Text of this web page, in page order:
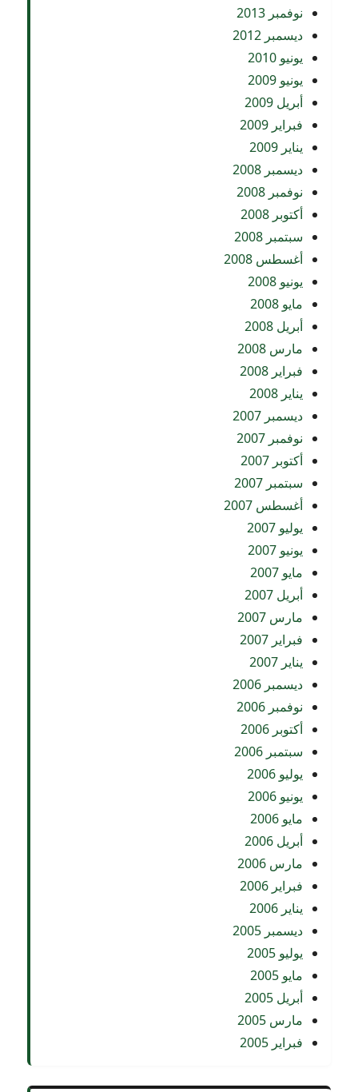
نوفمبر 2013
ديسمبر 2012
يونيو 2010
يونيو 2009
أبريل 2009
فبراير 2009
يناير 2009
ديسمبر 2008
نوفمبر 2008
أكتوبر 2008
سبتمبر 2008
أغسطس 2008
يونيو 2008
مايو 2008
أبريل 2008
مارس 2008
فبراير 2008
يناير 2008
ديسمبر 2007
نوفمبر 2007
أكتوبر 2007
سبتمبر 2007
أغسطس 2007
يوليو 2007
يونيو 2007
مايو 2007
أبريل 2007
مارس 2007
فبراير 2007
يناير 2007
ديسمبر 2006
نوفمبر 2006
أكتوبر 2006
سبتمبر 2006
يوليو 2006
يونيو 2006
مايو 2006
أبريل 2006
مارس 2006
فبراير 2006
يناير 2006
ديسمبر 2005
يوليو 2005
مايو 2005
أبريل 2005
مارس 2005
فبراير 2005